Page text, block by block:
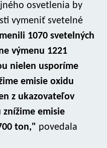
osvetlenia by
vymeniť svetelné
1070 svetelných
výmenu 1221
nielen usporíme
emisie oxidu
z ukazovateľov
emisie
ton," povedala